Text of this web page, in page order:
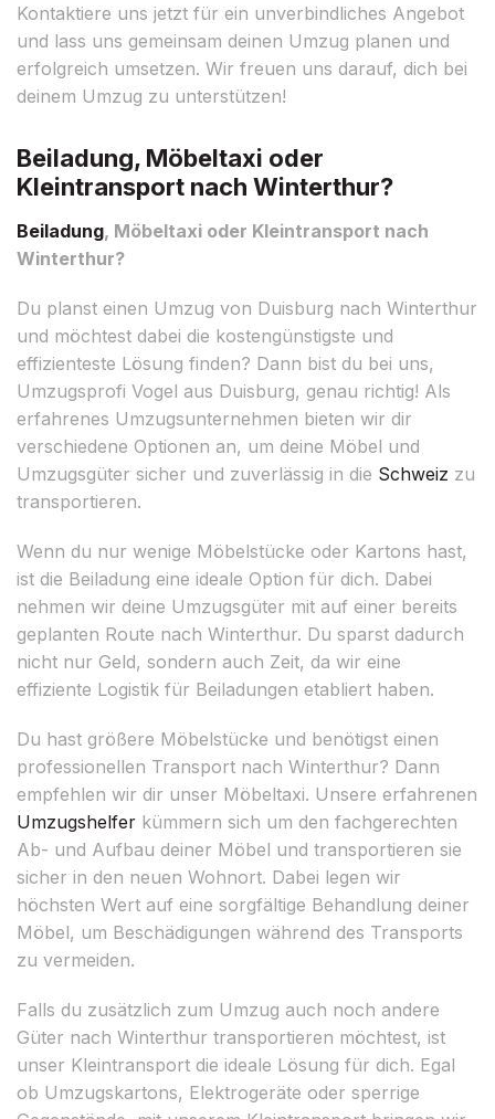
Kontaktiere uns jetzt für ein unverbindliches Angebot
und lass uns gemeinsam deinen Umzug planen und
erfolgreich umsetzen. Wir freuen uns darauf, dich bei
deinem Umzug zu unterstützen!
Beiladung, Möbeltaxi oder
Kleintransport nach Winterthur?
Beiladung, Möbeltaxi oder Kleintransport nach
Winterthur?
Du planst einen Umzug von Duisburg nach Winterthur
und möchtest dabei die kostengünstigste und
effizienteste Lösung finden? Dann bist du bei uns,
Umzugsprofi Vogel aus Duisburg, genau richtig! Als
erfahrenes Umzugsunternehmen bieten wir dir
verschiedene Optionen an, um deine Möbel und
Umzugsgüter sicher und zuverlässig in die Schweiz zu
transportieren.
Wenn du nur wenige Möbelstücke oder Kartons hast,
ist die Beiladung eine ideale Option für dich. Dabei
nehmen wir deine Umzugsgüter mit auf einer bereits
geplanten Route nach Winterthur. Du sparst dadurch
nicht nur Geld, sondern auch Zeit, da wir eine
effiziente Logistik für Beiladungen etabliert haben.
Du hast größere Möbelstücke und benötigst einen
professionellen Transport nach Winterthur? Dann
empfehlen wir dir unser Möbeltaxi. Unsere erfahrenen
Umzugshelfer kümmern sich um den fachgerechten
Ab- und Aufbau deiner Möbel und transportieren sie
sicher in den neuen Wohnort. Dabei legen wir
höchsten Wert auf eine sorgfältige Behandlung deiner
Möbel, um Beschädigungen während des Transports
zu vermeiden.
Falls du zusätzlich zum Umzug auch noch andere
Güter nach Winterthur transportieren möchtest, ist
unser Kleintransport die ideale Lösung für dich. Egal
ob Umzugskartons, Elektrogeräte oder sperrige